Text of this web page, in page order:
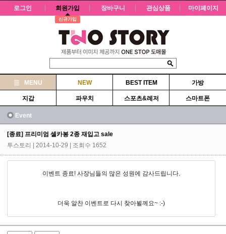
로그인 회원가입
신규가입
장바구니 관심상품 마이페이지
MENU NEW BEST ITEM 가방
지갑 파우치 스포츠&레저 스마트폰
Event
[종료] 프리미엄 셀카봉 2종 재입고 sale
투스토리
| 2014-10-29 | 조회수 1652
이벤트 종료! 사장님들의 많은 성원에 감사드립니다.
더욱 알찬 이벤트로 다시 찾아뵐께요~ :-)